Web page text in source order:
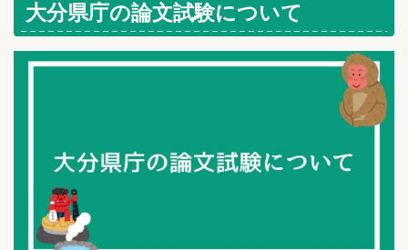
大分県庁の論文試験について